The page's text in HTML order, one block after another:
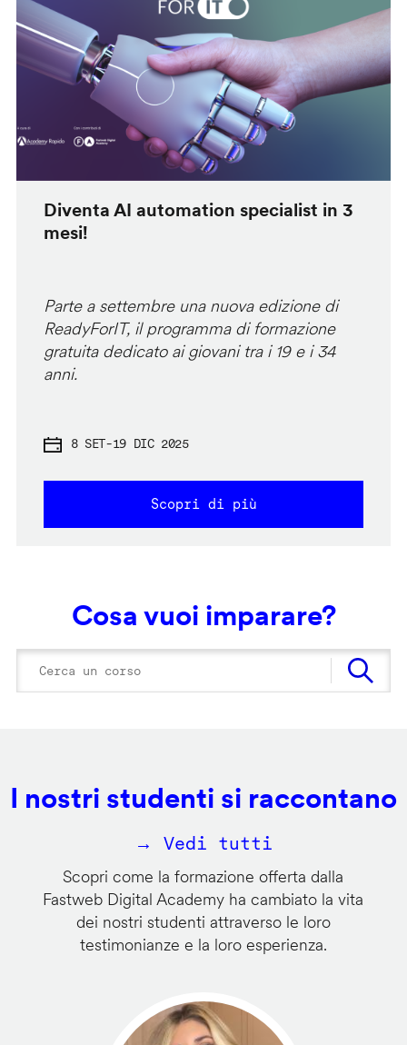
Diventa AI automation specialist in 3
mesi!
Parte a settembre una nuova edizione di
ReadyForIT, il programma di formazione
gratuita dedicato ai giovani tra i 19 e i 34
anni.
8 SET-19 DIC 2025
Scopri di più
Cosa vuoi imparare?
I nostri studenti si raccontano
→ Vedi tutti
Scopri come la formazione offerta dalla
Fastweb Digital Academy ha cambiato la vita
dei nostri studenti attraverso le loro
testimonianze e la loro esperienza.